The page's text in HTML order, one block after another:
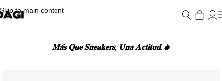
Skip to main content
𝐌𝐚́𝐬 𝐐𝐮𝐞 𝐒𝐧𝐞𝐚𝐤𝐞𝐫𝐬, 𝐔𝐧𝐚 𝐀𝐜𝐭𝐢𝐭𝐮𝐝.🔥